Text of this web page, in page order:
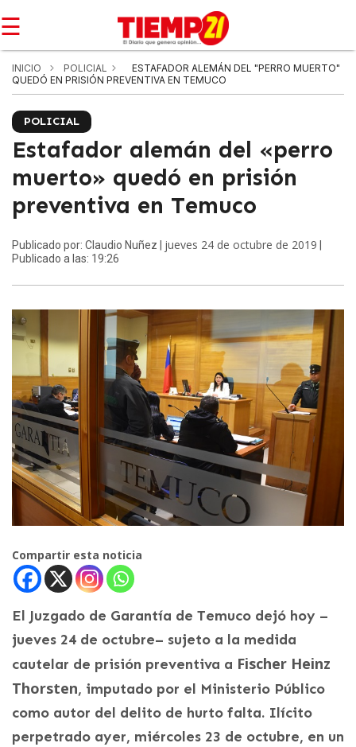
☰
INICIO POLICIAL
ESTAFADOR ALEMÁN DEL "PERRO MUERTO"
QUEDÓ EN PRISIÓN PREVENTIVA EN TEMUCO
POLICIAL
Estafador alemán del «perro
muerto» quedó en prisión
preventiva en Temuco
Publicado por: Claudio Nuñez | jueves 24 de octubre de 2019
Publicado a las: 19:26
Compartir esta noticia
El Juzgado de Garantía de Temuco dejó hoy –
jueves 24 de octubre– sujeto a la medida
cautelar de prisión preventiva a Fischer Heinz
Thorsten, imputado por el Ministerio Público
como autor del delito de hurto falta. Ilícito
perpetrado ayer, miércoles 23 de octubre, en un